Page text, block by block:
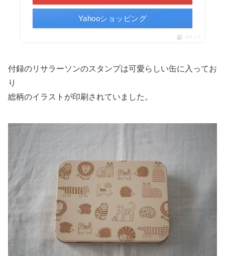
Yahooショッピング
ポチップ
付録のリサラーソンのスタンプは可愛らしい缶に入ってお
り
総柄のイラストが印刷されていました。